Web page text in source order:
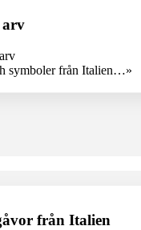
arv
symboler från Italien…»
från Italien